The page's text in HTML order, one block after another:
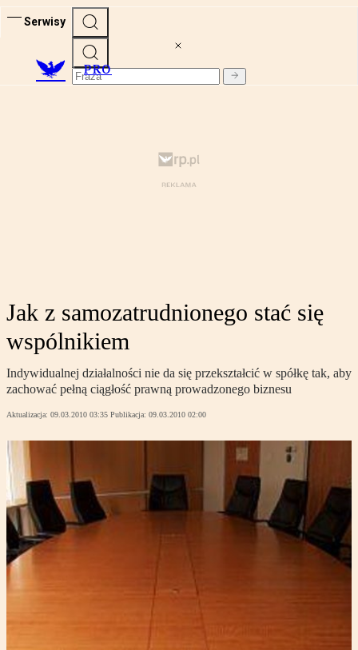
Serwisy
PRO
Jak z samozatrudnionego stać się
wspólnikiem
Indywidualnej działalności nie da się przekształcić w spółkę tak, aby
zachować pełną ciągłość prawną prowadzonego biznesu
Aktualizacja: 09.03.2010 03:35 Publikacja: 09.03.2010 02:00